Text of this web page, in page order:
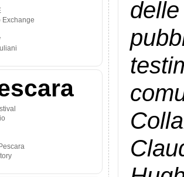
Exchange